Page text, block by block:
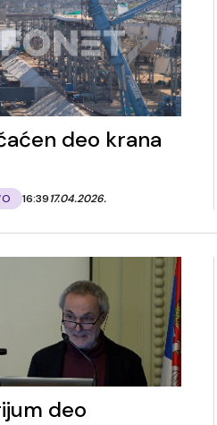
deo krana
16:3917.04.2026.
deo